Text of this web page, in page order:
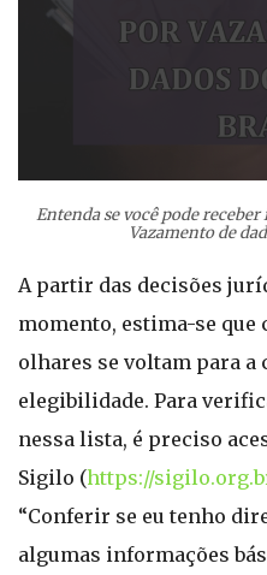
Entenda se você pode
Vazamento de
A partir das decisões
momento, estima-se que
olhares se voltam para a
elegibilidade. Para
nessa lista, é preciso
Sigilo (https://
“Conferir se eu tenho
algumas informações